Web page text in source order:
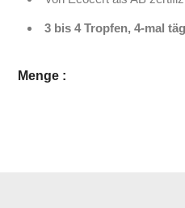
3 bis 4 Tropfen, 4-mal
Menge :